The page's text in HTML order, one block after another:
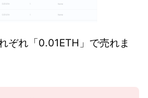
ぞれ「0.01ETH」で売れま